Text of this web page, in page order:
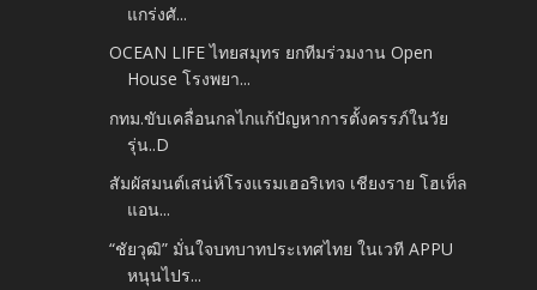
แกร่งศั...
OCEAN LIFE ไทยสมุทร ยกทีมร่วมงาน Open
House โรงพยา...
กทม.ขับเคลื่อนกลไกแก้ปัญหาการตั้งครรภ์ในวัย
รุ่น..D
สัมผัสมนต์เสน่ห์โรงแรมเฮอริเทจ เชียงราย โฮเท็ล
แอน...
“ชัยวุฒิ” มั่นใจบทบาทประเทศไทย ในเวที APPU
หนุนไปร...